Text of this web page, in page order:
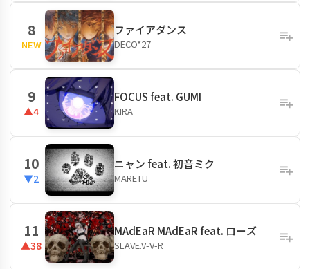
8
NEW
ファイアダンス
DECO*27
9
▲4
FOCUS feat. GUMI
KIRA
10
▼2
ニャン feat. 初音ミク
MARETU
11
▲38
MAdEaR MAdEaR feat. ローズ
SLAVE.V-V-R